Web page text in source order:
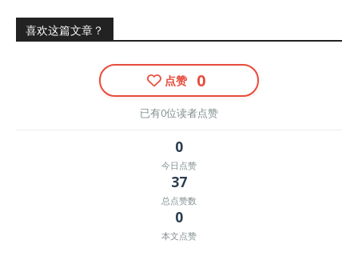
喜欢这篇文章？
点赞 0
已有0位读者点赞
0
今日点赞
37
总点赞数
0
本文点赞